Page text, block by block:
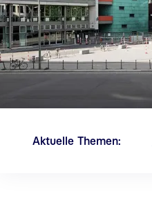
Aktuelle Themen: